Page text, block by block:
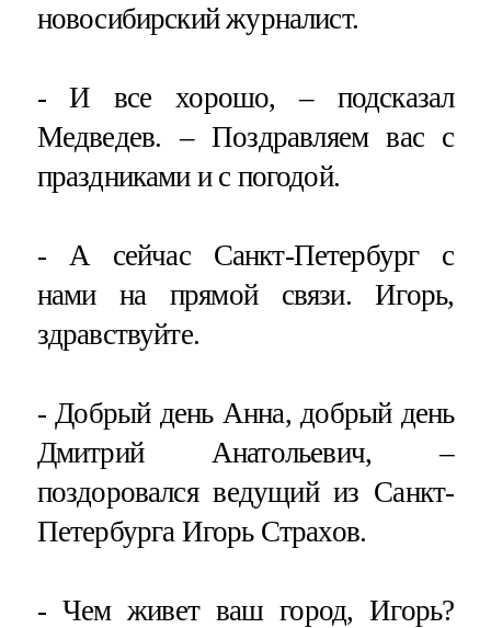
новосибирский журналист.
- И все хорошо, – подсказал
Медведев. – Поздравляем вас с
праздниками и с погодой.
- А сейчас Санкт-Петербург с
нами на прямой связи. Игорь,
здравствуйте.
- Добрый день Анна, добрый день
Дмитрий Анатольевич, –
поздоровался ведущий из Санкт-
Петербурга Игорь Страхов.
- Чем живет ваш город, Игорь?